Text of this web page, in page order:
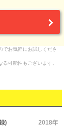
お気軽にお試しくださ
可能性もございます。
) 2018年